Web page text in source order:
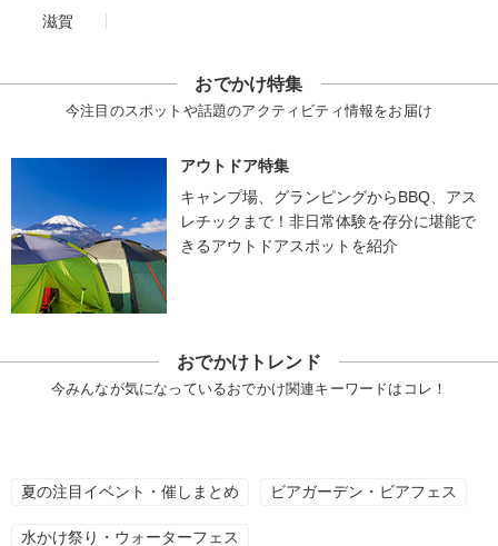
滋賀
おでかけ特集
今注目のスポットや話題のアクティビティ情報をお届け
アウトドア特集
キャンプ場、グランピングからBBQ、アス
レチックまで！非日常体験を存分に堪能で
きるアウトドアスポットを紹介
おでかけトレンド
今みんなが気になっているおでかけ関連キーワードはコレ！
夏の注目イベント・催しまとめ ビアガーデン・ビアフェス
水かけ祭り・ウォーターフェス